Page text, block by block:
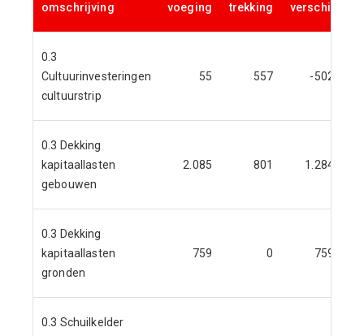
omschrijving
voeging
trekking
verschil
0.3
Cultuurinvesteringen
cultuurstrip
55 557 -502
0.3 Dekking
kapitaallasten
gebouwen
2.085 801 1.284
0.3 Dekking
kapitaallasten
gronden
759 0 759
0.3 Schuilkelder